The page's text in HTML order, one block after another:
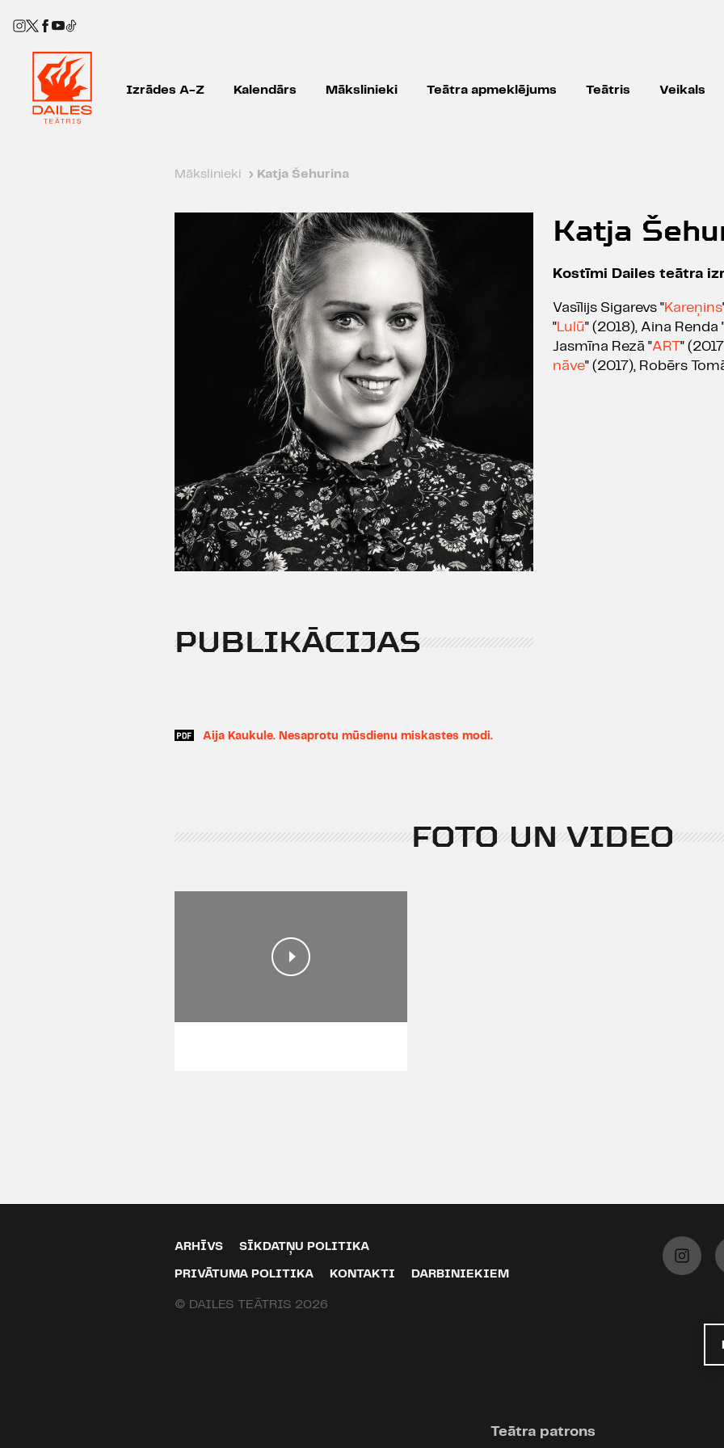
Izrādes A-Z Kalendārs Mākslinieki Teātra apmeklējums Teātris Veikals
Mākslinieki › Katja Šehurina
Katja
Kostīmi Dailes teātra
Vasīlijs Sigarevs "Kareņins
"Lulū" (2018), Aina Renda
Jasmīna Rezā "ART"
nāve" (2017), Robērs
PUBLIKĀCIJAS
Aija Kaukule. Nesaprotu mūsdienu miskastes modi.
FOTO UN VIDEO
ARHĪVS SĪKDATŅU POLITIKA
PRIVĀTUMA POLITIKA KONTAKTI DARBINIEKIEM
© DAILES TEĀTRIS 2026
Teātra patrons